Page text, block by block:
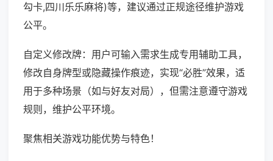
勾卡,四川乐乐麻将)等，建议通过正规途径维护游戏
公平。
自定义修改牌：用户可输入需求生成专用辅助工具，
修改自身牌型或隐藏操作痕迹，实现“必胜”效果，适
用于多种场景（如与好友对局），但需注意遵守游戏
规则，维护公平环境。
聚焦相关游戏功能优势与特色！